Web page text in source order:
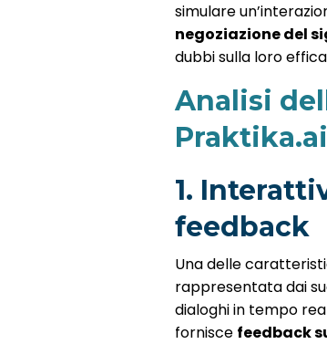
simulare
negoziazione del
dubbi sulla loro
Analisi
Praktika.ai
1.
feedback
Una delle
rappresentata dai
dialoghi in tempo
fornisce feedback